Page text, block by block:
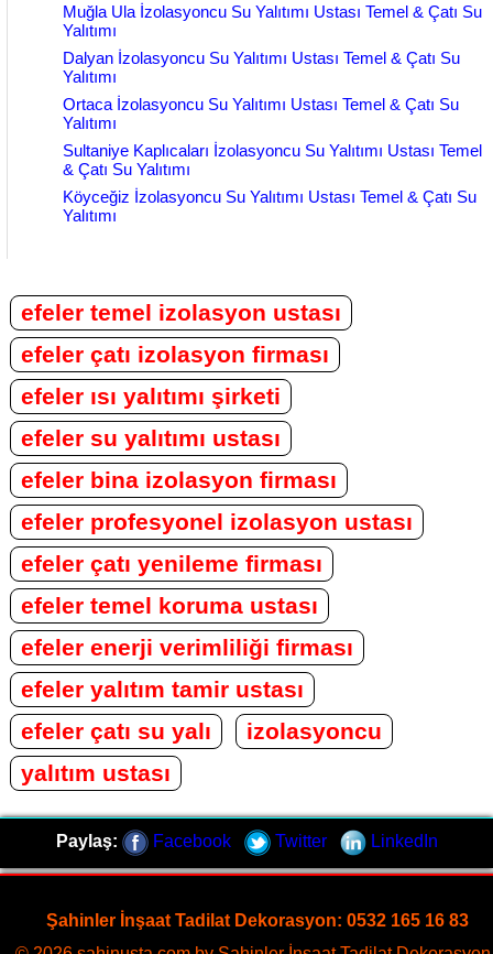
Muğla Ula İzolasyoncu Su Yalıtımı Ustası Temel & Çatı Su
Yalıtımı
Dalyan İzolasyoncu Su Yalıtımı Ustası Temel & Çatı Su
Yalıtımı
Ortaca İzolasyoncu Su Yalıtımı Ustası Temel & Çatı Su
Yalıtımı
Sultaniye Kaplıcaları İzolasyoncu Su Yalıtımı Ustası Temel
& Çatı Su Yalıtımı
Köyceğiz İzolasyoncu Su Yalıtımı Ustası Temel & Çatı Su
Yalıtımı
efeler temel izolasyon ustası
efeler çatı izolasyon firması
efeler ısı yalıtımı şirketi
efeler su yalıtımı ustası
efeler bina izolasyon firması
efeler profesyonel izolasyon ustası
efeler çatı yenileme firması
efeler temel koruma ustası
efeler enerji verimliliği firması
efeler yalıtım tamir ustası
efeler çatı su yalı
izolasyoncu
yalıtım ustası
Paylaş: Facebook Twitter LinkedIn
Şahinler İnşaat Tadilat Dekorasyon: 0532 165 16 83